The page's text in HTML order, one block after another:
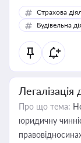
корисне для
бухгалтера під
державного
статусу
Страхова
Будівельна
Легалізація
Про що тема:
юридичну